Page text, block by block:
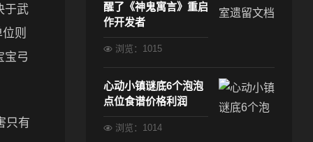
于武
则
宝弓
只有
醒了《神鬼寓言》重启
作开发者
浏览：1015
心动小镇谜底6个泡泡
点位食谱价格利润
浏览：1014